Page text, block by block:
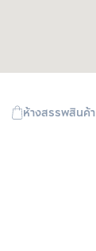
ห้างสรรพสินค้า